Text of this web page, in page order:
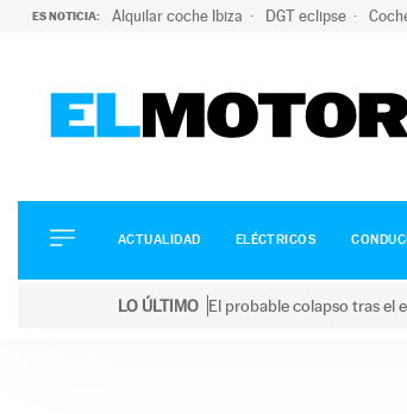
ES NOTICIA: Alquilar coche Ibiza DGT eclipse
ELÉCTRICOS
CONDUCIR
ACTUALIDAD ELÉCTRICOS
LO ÚLTIMO El probable colapso tras el